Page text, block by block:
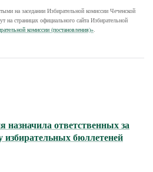
на заседании Избирательной комиссии Чеченской
на страницах официального сайта Избирательной
комиссии (постановления)».
назначила ответственных за
избирательных бюллетеней